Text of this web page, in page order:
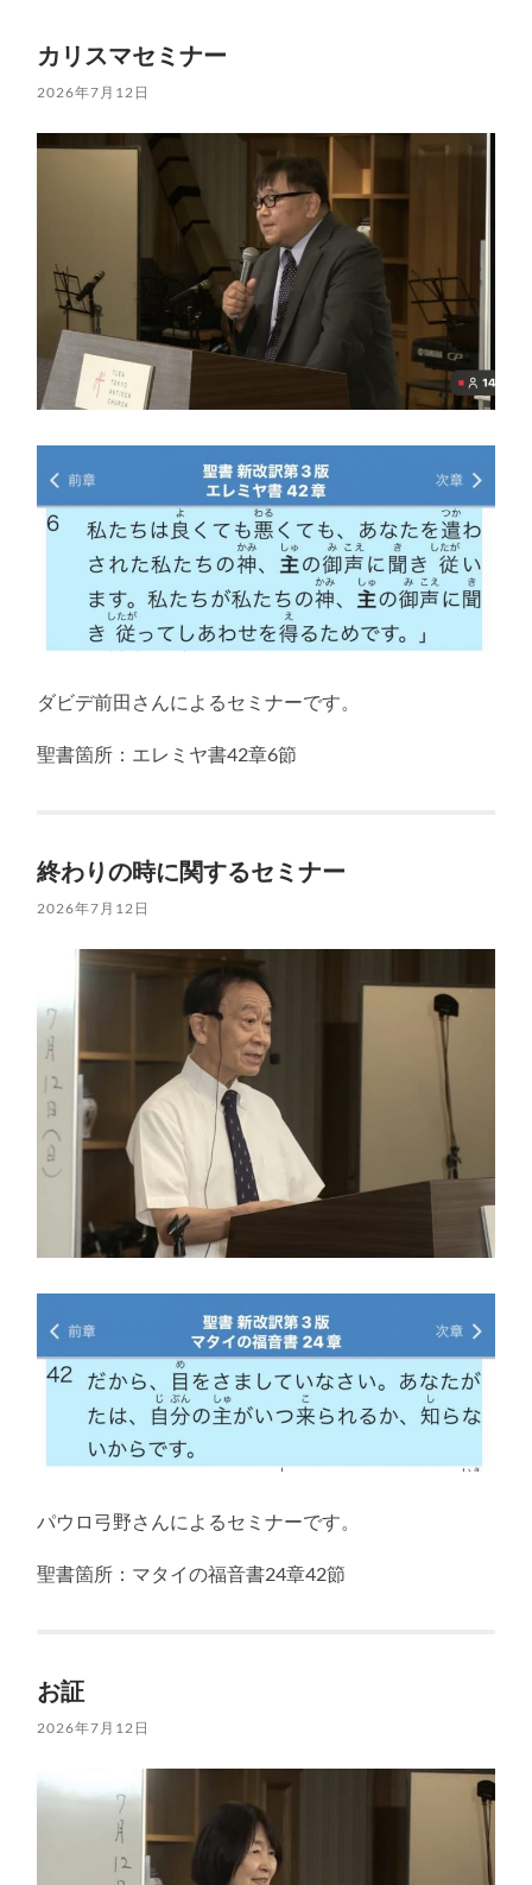
カリスマセミナー
2026年7月12日
ダビデ前田さんによるセミナーです。
聖書箇所：エレミヤ書42章6節
終わりの時に関するセミナー
2026年7月12日
パウロ弓野さんによるセミナーです。
聖書箇所：マタイの福音書24章42節
お証
2026年7月12日